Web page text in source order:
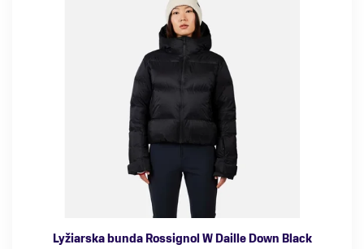
Lyžiarska bunda Rossignol W Daille Down Black